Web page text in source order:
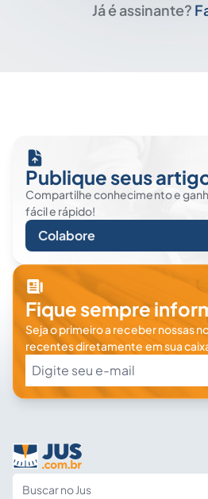
Já é assinante?
Publique seus
Compartilhe conhecimento e
fácil e rápido!
Colabore
Fique sempre
Seja o primeiro a receber nossas
recentes diretamente em sua